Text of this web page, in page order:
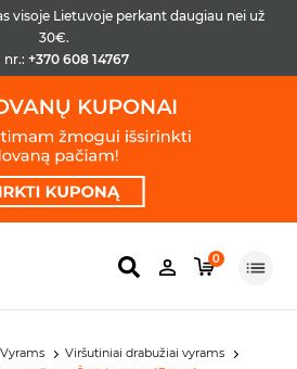
visoje Lietuvoje perkant daugiau nei už
30€.
nr.: +370 608 14767
0
Vyrams
Viršutiniai drabužiai vyrams